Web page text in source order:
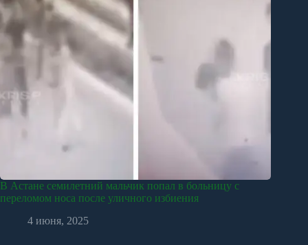
В Астане семилетний мальчик попал в больницу с
переломом носа после уличного избиения
4 июня, 2025